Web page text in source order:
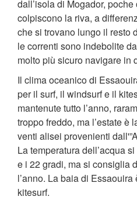
dall’isola di Mogador,
colpiscono la riva, a
che si trovano lungo il resto
le correnti sono indebolite
molto più sicuro navigare in
Il clima oceanico di
per il surf, il windsurf e il
mantenute tutto l’anno,
troppo freddo, ma l’estate è
venti alisei provenienti
La temperatura dell’acqua
e i 22 gradi, ma si consiglia
l’anno. La baia di
kitesurf.